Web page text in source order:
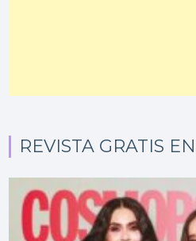
REVISTA GRATIS